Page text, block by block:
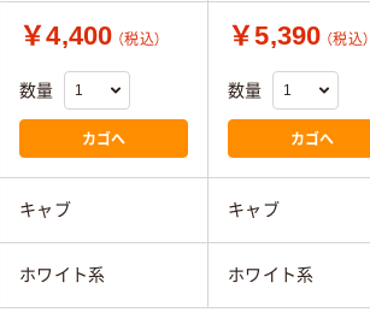
￥4,400 （税込）
数量
カゴへ
￥5,390 （税込）
数量
カゴへ
キャブ キャブ
ホワイト系 ホワイト系